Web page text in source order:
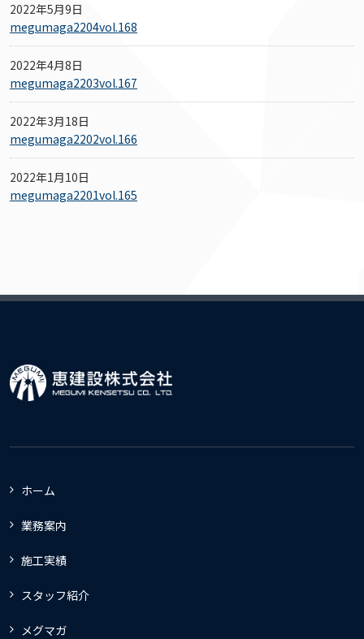
2022年5月9日
megumaga2204vol.168
2022年4月8日
megumaga2203vol.167
2022年3月18日
megumaga2202vol.166
2022年1月10日
megumaga2201vol.165
ホーム
業務案内
施工実績
スタッフ紹介
メグマガ